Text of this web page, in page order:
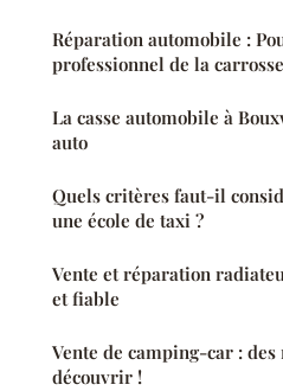
Réparation automobile :
professionnel de la
La casse automobile à
auto
Quels critères faut-il
une école de taxi ?
Vente et réparation
et fiable
Vente de camping-car :
découvrir !